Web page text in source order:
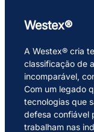
Westex®
A Westex® cria
classificação de
incomparável,
Com um legado
tecnologias que
defesa confiável
trabalham nas